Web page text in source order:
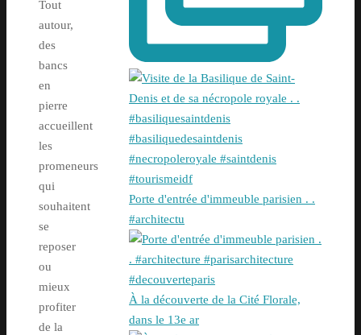
Tout
autour,
des
bancs
en
pierre
accueillent
les
promeneurs
qui
souhaitent
se
reposer
ou
mieux
profiter
de la
Porte d'entrée d'immeuble parisien . .
#architectu
À la découverte de la Cité Florale,
dans le 13e ar